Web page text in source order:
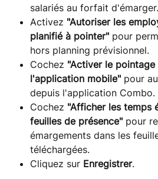
salariés au forfait d'émarger.
Activez "Autoriser les
planifié à pointer" pour
hors planning prévisionnel.
Cochez "Activer le
l'application mobile" pour
depuis l'application Combo.
Cochez "Afficher les temps
feuilles de présence" pour
émargements dans les
téléchargées.
Cliquez sur Enregistrer.